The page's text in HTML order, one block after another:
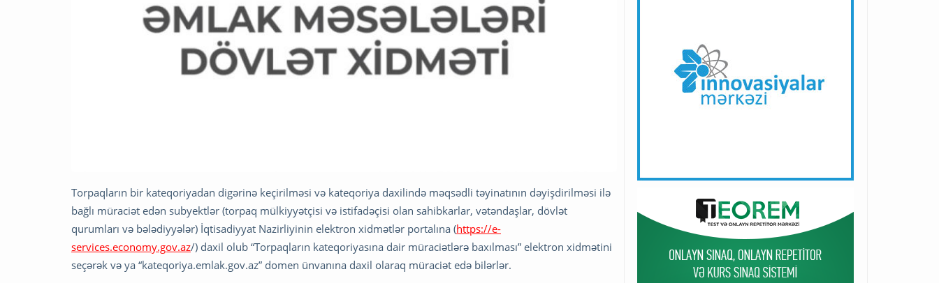
Torpaqların bir kateqoriyadan digərinə keçirilməsi və kateqoriya daxilində məqsədli təyinatının dəyişdirilməsi ilə
bağlı müraciət edən subyektlər (torpaq mülkiyyətçisi və istifadəçisi olan sahibkarlar, vətəndaşlar, dövlət
qurumları və bələdiyyələr) İqtisadiyyat Nazirliyinin elektron xidmətlər portalına (https://e-
services.economy.gov.az/) daxil olub “Torpaqların kateqoriyasına dair müraciətlərə baxılması” elektron xidmətini
seçərək və ya “kateqoriya.emlak.gov.az” domen ünvanına daxil olaraq müraciət edə bilərlər.